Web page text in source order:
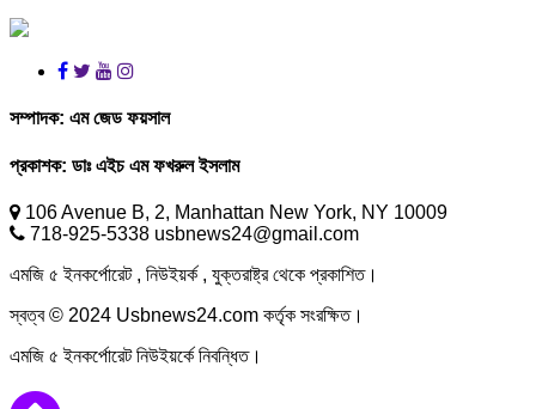
সম্পাদক: এম জেড ফয়সাল
প্রকাশক: ডাঃ এইচ এম ফখরুল ইসলাম
106 Avenue B, 2, Manhattan New York, NY 10009
718-925-5338 usbnews24@gmail.com
এমজি ৫ ইনকর্পোরেট , নিউইয়র্ক , যুক্তরাষ্ট্র থেকে প্রকাশিত।
স্বত্ব © 2024 Usbnews24.com কর্তৃক সংরক্ষিত।
এমজি ৫ ইনকর্পোরেট নিউইয়র্কে নিবন্ধিত।